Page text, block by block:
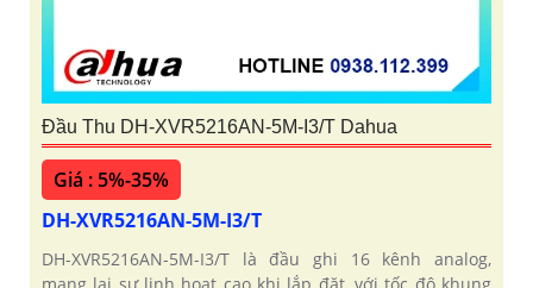
Đầu Thu DH-XVR5216AN-5M-I3/T Dahua
Giá : 5%-35%
DH-XVR5216AN-5M-I3/T
DH-XVR5216AN-5M-I3/T là đầu ghi 16 kênh analog,